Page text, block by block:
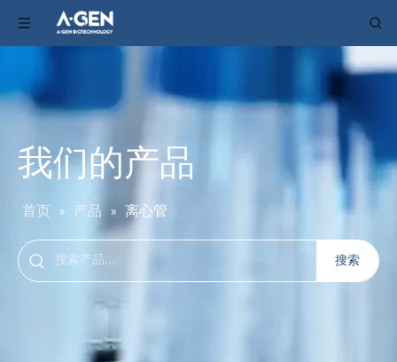
我们的产品
首页 » 产品 » 离心管
搜索